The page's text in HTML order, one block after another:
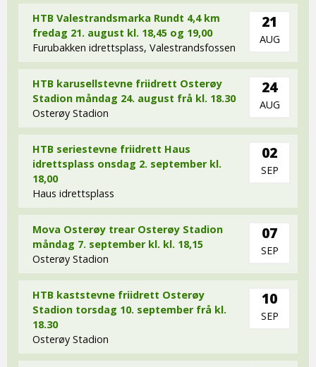
HTB Valestrandsmarka Rundt 4,4 km
fredag 21. august kl. 18,45 og 19,00
Furubakken idrettsplass, Valestrandsfossen
21
AUG
HTB karusellstevne friidrett Osterøy
Stadion måndag 24. august frå kl. 18.30
Osterøy Stadion
24
AUG
HTB seriestevne friidrett Haus
idrettsplass onsdag 2. september kl.
18,00
Haus idrettsplass
02
SEP
Mova Osterøy trear Osterøy Stadion
måndag 7. september kl. kl. 18,15
Osterøy Stadion
07
SEP
HTB kaststevne friidrett Osterøy
Stadion torsdag 10. september frå kl.
18.30
Osterøy Stadion
10
SEP